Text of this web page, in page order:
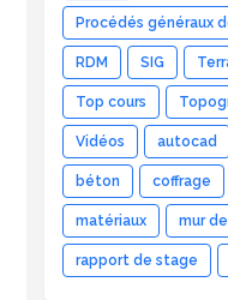
Procédés généraux
RDM SIG
Top cours
Vidéos autocad
béton coffrage
matériaux mur
rapport de stage